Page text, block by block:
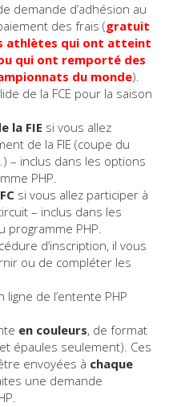
demande d’adhésion au
des frais (gratuit
athlètes qui ont atteint
qui ont remporté des
du monde).
de la FCE pour la saison
la FIE si vous allez
de la FIE (coupe du
– inclus dans les options
PHP.
si vous allez participer à
– inclus dans les
programme PHP.
d’inscription, il vous
ou de compléter les
ligne de l’entente PHP
en couleurs, de format
épaules seulement). Ces
envoyées à chaque
une demande